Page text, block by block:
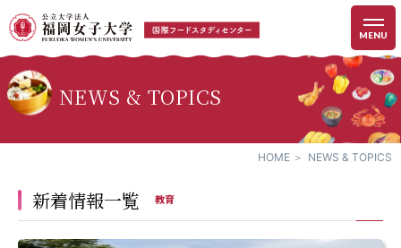
MENU
NEWS & TOPICS
HOME NEWS & TOPICS
新着情報一覧 教育